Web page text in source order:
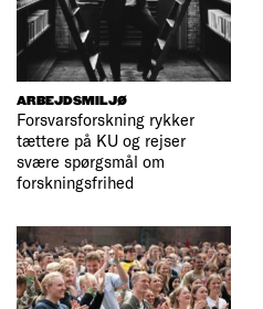
ARBEJDSMILJØ
Forsvarsforskning rykker
tættere på KU og rejser
svære spørgsmål om
forskningsfrihed